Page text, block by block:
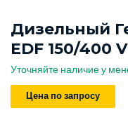
Дизельный
EDF 150/400 V
Уточняйте наличие у
Цена по запросу